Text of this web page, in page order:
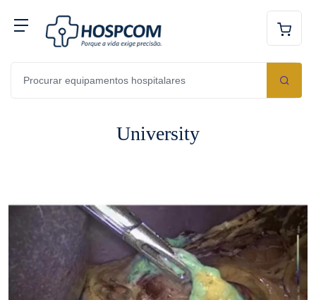
University